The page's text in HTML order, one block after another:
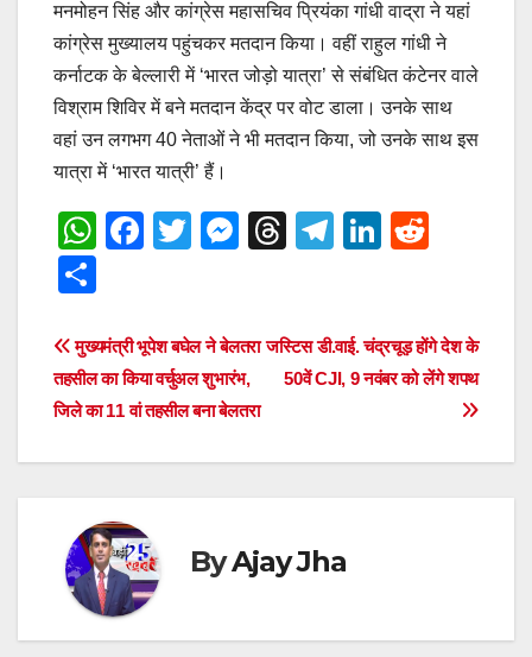
मनमोहन सिंह और कांग्रेस महासचिव प्रियंका गांधी वाद्रा ने यहां
कांग्रेस मुख्यालय पहुंचकर मतदान किया। वहीं राहुल गांधी ने
कर्नाटक के बेल्लारी में ‘भारत जोड़ो यात्रा’ से संबंधित कंटेनर वाले
विश्राम शिविर में बने मतदान केंद्र पर वोट डाला। उनके साथ
वहां उन लगभग 40 नेताओं ने भी मतदान किया, जो उनके साथ इस
यात्रा में ‘भारत यात्री’ हैं।
W
s
A
p
p
F
e
b
o
o
T
er
M
e
n
g
er
T
a
d
T
gr
a
Li
e
dI
di
t
ar
e
Post
navigation
जस्टिस डी.वाई. चंद्रचूड़ होंगे देश के
50वें CJI, 9 नवंबर को लेंगे शपथ
मुख्यमंत्री भूपेश बघेल ने बेलतरा
तहसील का किया वर्चुअल शुभारंभ,
जिले का 11 वां तहसील बना बेलतरा
ByAjay Jha